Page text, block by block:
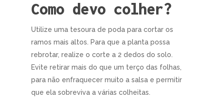
Como devo colher?
Utilize uma tesoura de poda para cortar os
ramos mais altos. Para que a planta possa
rebrotar, realize o corte a 2 dedos do solo.
Evite retirar mais do que um terço das folhas,
para não enfraquecer muito a salsa e permitir
que ela sobreviva a várias colheitas.